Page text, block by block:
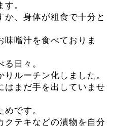
。
か、身体が粗食で十分と
味噌汁を食べておりま
日々。
ルーチン化しました。
はまだ手を出していませ
です。
クテキなどの漬物を自分